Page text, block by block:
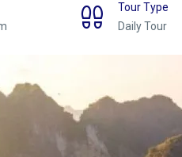
Tour Type
Daily Tour